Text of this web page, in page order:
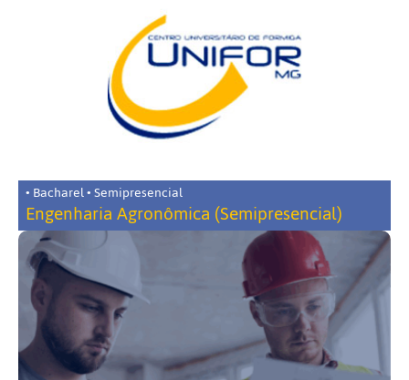
• Bacharel • Semipresencial
Engenharia Agronômica (Semipresencial)